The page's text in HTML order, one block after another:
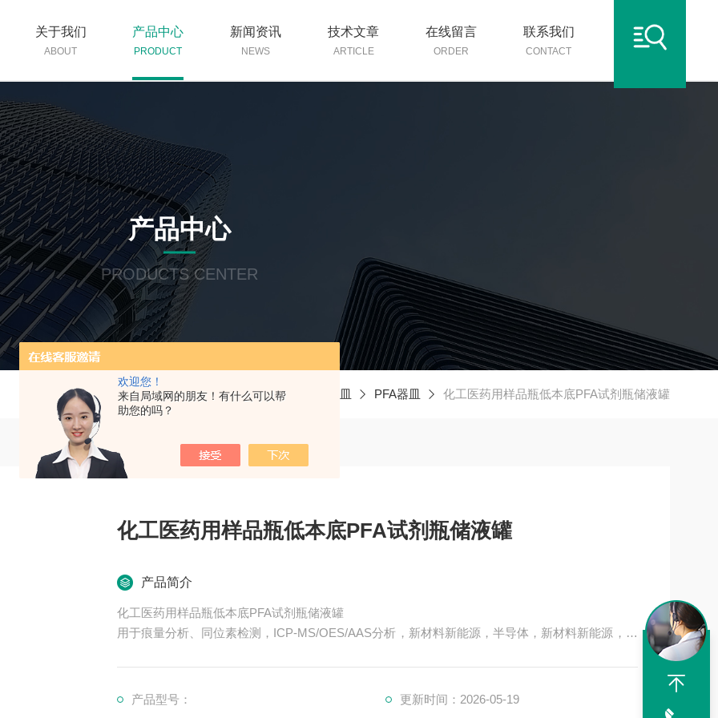
欢迎您！
来自局域网的朋友！有什么可以帮
助您的吗？
关于我们
ABOUT
产品中心
PRODUCT
新闻资讯
NEWS
技术文章
ARTICLE
在线留言
ORDER
联系我们
CONTACT
产品中心
PRODUCTS CENTER
当前位置：首页 产品中心 痕量分析特氟龙器皿 PFA器皿 化工医药用样品瓶低本底PFA试剂瓶储液罐
化工医药用样品瓶低本底PFA试剂瓶储液罐
产品简介
化工医药用样品瓶低本底PFA试剂瓶储液罐
用于痕量分析、同位素检测，ICP-MS/OES/AAS分析，新材料新能源，半导体，新材料新能源，多
产品型号： 更新时间：2026-05-19